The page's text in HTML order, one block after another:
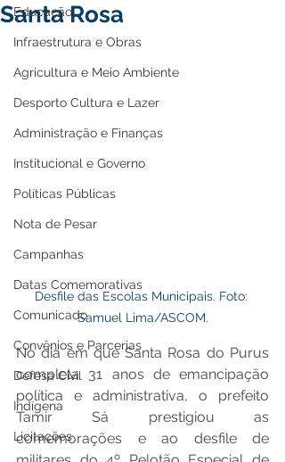
Educação
Infraestrutura e Obras
Agricultura e Meio Ambiente
Desporto Cultura e Lazer
Administração e Finanças
Institucional e Governo
Políticas Públicas
Nota de Pesar
Campanhas
Datas Comemorativas
Comunicado
Convênios e Parcerias
Defesa Civil
Indígena
Licitações
Santa Rosa
Desfile das Escolas Municipais. Foto:
Samuel Lima/ASCOM.
No dia em que Santa Rosa do Purus
completa 31 anos de emancipação
política e administrativa, o prefeito
Tamir Sá prestigiou as
comemorações e ao desfile de